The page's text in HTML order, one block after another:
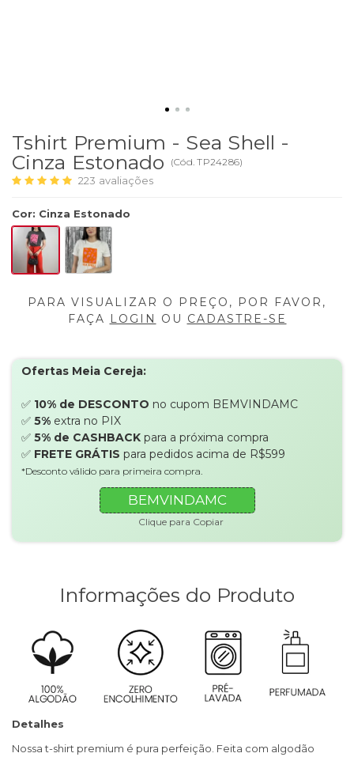
Tshirt Premium - Sea Shell -
Cinza Estonado
(Cód.TP24286)
223 avaliações
Cor: Cinza Estonado
PARA VISUALIZAR O PREÇO, POR FAVOR,
FAÇA LOGIN OU CADASTRE-SE
Ofertas Meia Cereja:
✅ 10% de DESCONTO no cupom BEMVINDAMC
✅ 5% extra no PIX
✅ 5% de CASHBACK para a próxima compra
✅ FRETE GRÁTIS para pedidos acima de R$599
*Desconto válido para primeira compra.
BEMVINDAMC
Clique para Copiar
Informações do Produto
Detalhes
Nossa t-shirt premium é pura perfeição. Feita com algodão